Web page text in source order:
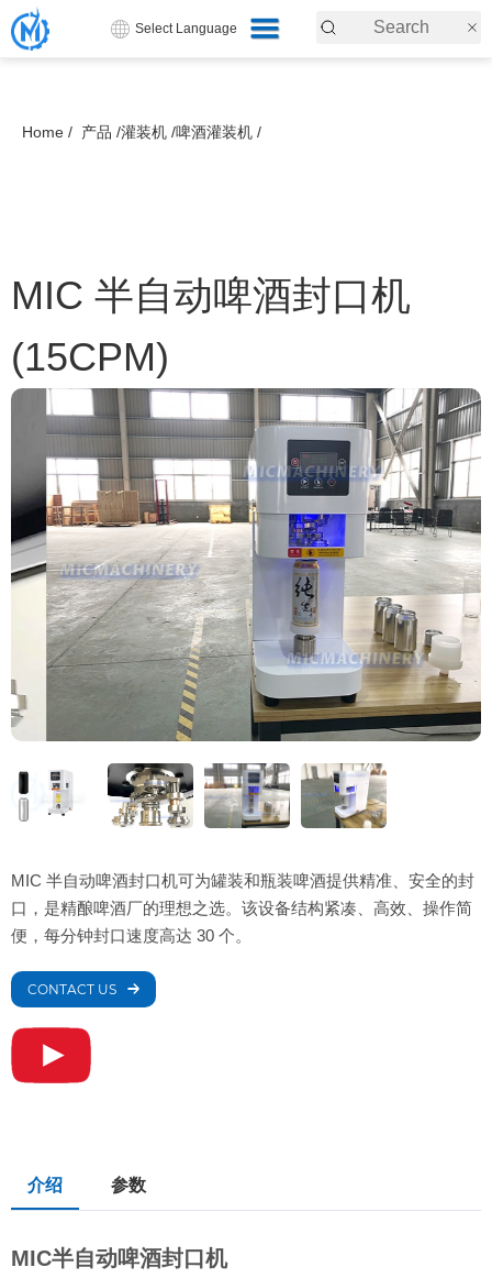
Select Language
Home / 产品 /灌装机 /啤酒灌装机 /
MIC 半自动啤酒封口机
(15CPM)
MIC 半自动啤酒封口机可为罐装和瓶装啤酒提供精准、安全的封
口，是精酿啤酒厂的理想之选。该设备结构紧凑、高效、操作简
便，每分钟封口速度高达 30 个。
CONTACT US
介绍 参数
MIC半自动啤酒封口机